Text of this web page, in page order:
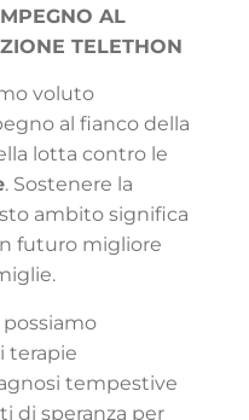
AL
TELETHON
voluto
al fianco della
lotta contro le
. Sostenere la
ambito significa
futuro migliore
terapie
tempestive
di speranza per